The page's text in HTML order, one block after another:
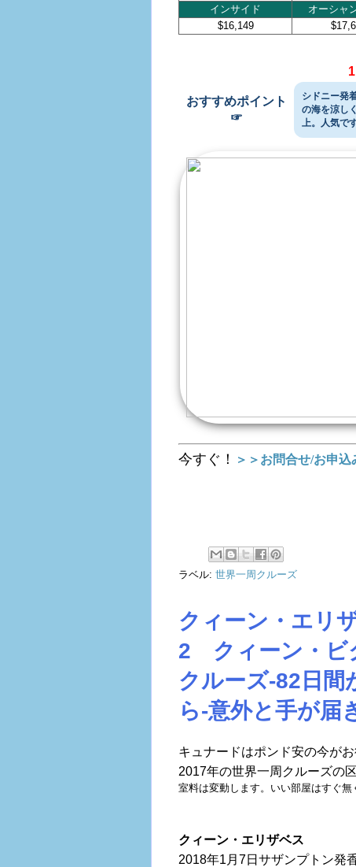
インサイド
オーシャ
$16,149
おすすめポイント
☞
シドニー発
の海を涼し
上。人気です
今すぐ！ ＞＞お問合せ/お申込
ラベル: 世界一周クルーズ
クィーン・エリ
2 クィーン・ビ
クルーズ-82日間
ら-意外と手が届
キュナードはポンド安の今がお
2017年の世界一周クルーズの
室料は変動します。いい部屋はすぐ
クィーン・エリザベス
2018年1 月 7日サザンプトン発